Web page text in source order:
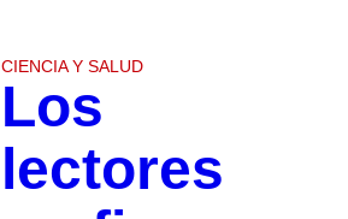
CIENCIA Y SALUD
Los
lectores